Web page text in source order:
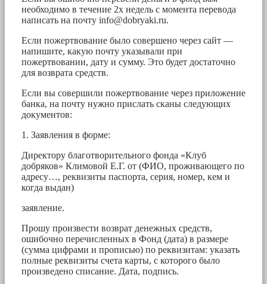
необходимо в течение 2х недель с момента перевода
написать на почту info@dobryaki.ru.
Если пожертвование было совершено через сайт —
напишите, какую почту указывали при
пожертвовании, дату и сумму. Это будет достаточно
для возврата средств.
Если вы совершили пожертвование через приложение
банка, на почту нужно прислать сканы следующих
документов:
1. Заявления в форме:
Директору благотворительного фонда «Клуб
добряков» Климовой Е.Г. от (ФИО, проживающего по
адресу…, реквизиты паспорта, серия, номер, кем и
когда выдан)
заявление.
Прошу произвести возврат денежных средств,
ошибочно перечисленных в Фонд (дата) в размере
(сумма цифрами и прописью) по реквизитам: указать
полные реквизиты счета карты, с которого было
произведено списание. Дата, подпись.